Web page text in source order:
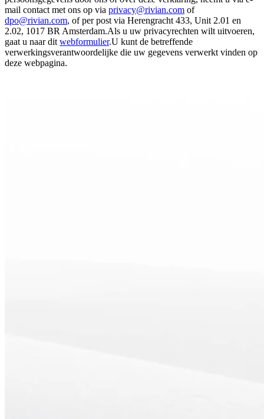
mail contact met ons op via privacy@rivian.com of
dpo@rivian.com, of per post via Herengracht 433, Unit 2.01 en
2.02, 1017 BR Amsterdam.Als u uw privacyrechten wilt uitvoeren,
gaat u naar dit webformulier.U kunt de betreffende
verwerkingsverantwoordelijke die uw gegevens verwerkt vinden op
deze webpagina.